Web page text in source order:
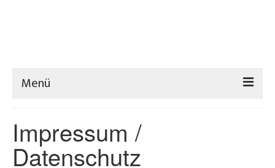
Menü
Verein
Impressum /
Datenschutz